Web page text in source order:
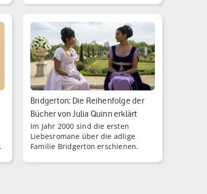
Bridgerton: Die Reihenfolge der
Bücher von Julia Quinn erklärt
Im Jahr 2000 sind die ersten
Liebesromane über die adlige
Familie Bridgerton erschienen.